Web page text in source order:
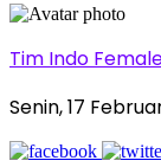
Tim Indo
Senin, 17